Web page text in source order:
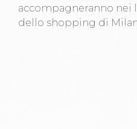
accompagneranno nei
dello shopping di